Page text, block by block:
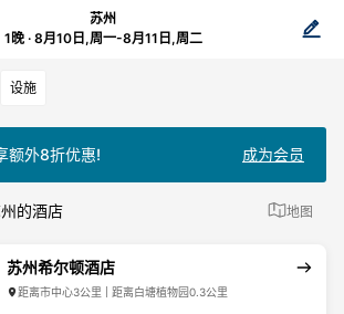
苏州
1晚 · 8月10日,周一-8月11日,周二
设施
额外8折优惠! 成为会员
的酒店 地图
苏州希尔顿酒店
距离市中心3公里 | 距离白塘植物园0.3公里